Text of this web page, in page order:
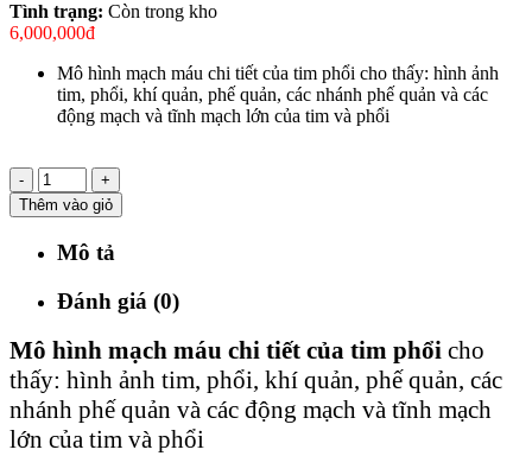
Tình trạng: Còn trong kho
6,000,000đ
Mô hình mạch máu chi tiết của tim phổi cho thấy: hình ảnh
tim, phổi, khí quản, phế quản, các nhánh phế quản và các
động mạch và tĩnh mạch lớn của tim và phổi
-
+
Thêm vào giỏ
Mô tả
Đánh giá (0)
Mô hình mạch máu chi tiết của tim phổi cho
thấy: hình ảnh tim, phổi, khí quản, phế quản, các
nhánh phế quản và các động mạch và tĩnh mạch
lớn của tim và phổi